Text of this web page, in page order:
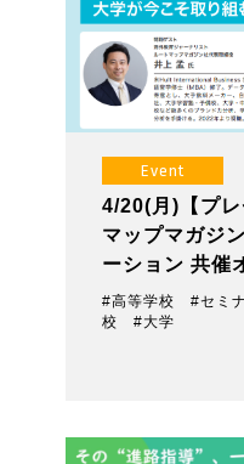
Event
4/20(月)【プ
マップマガジ
ーション 共催
#高等学校 #セミ
校 #大学